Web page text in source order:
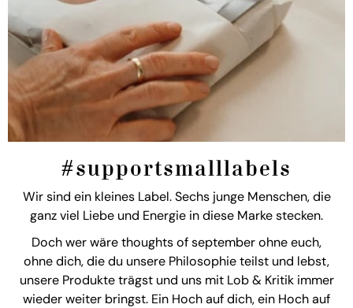
#supportsmalllabels
Wir sind ein kleines Label. Sechs junge Menschen, die
ganz viel Liebe und Energie in diese Marke stecken.
Doch wer wäre thoughts of september ohne euch,
ohne dich, die du unsere Philosophie teilst und lebst,
unsere Produkte trägst und uns mit Lob & Kritik immer
wieder weiter bringst. Ein Hoch auf dich, ein Hoch auf